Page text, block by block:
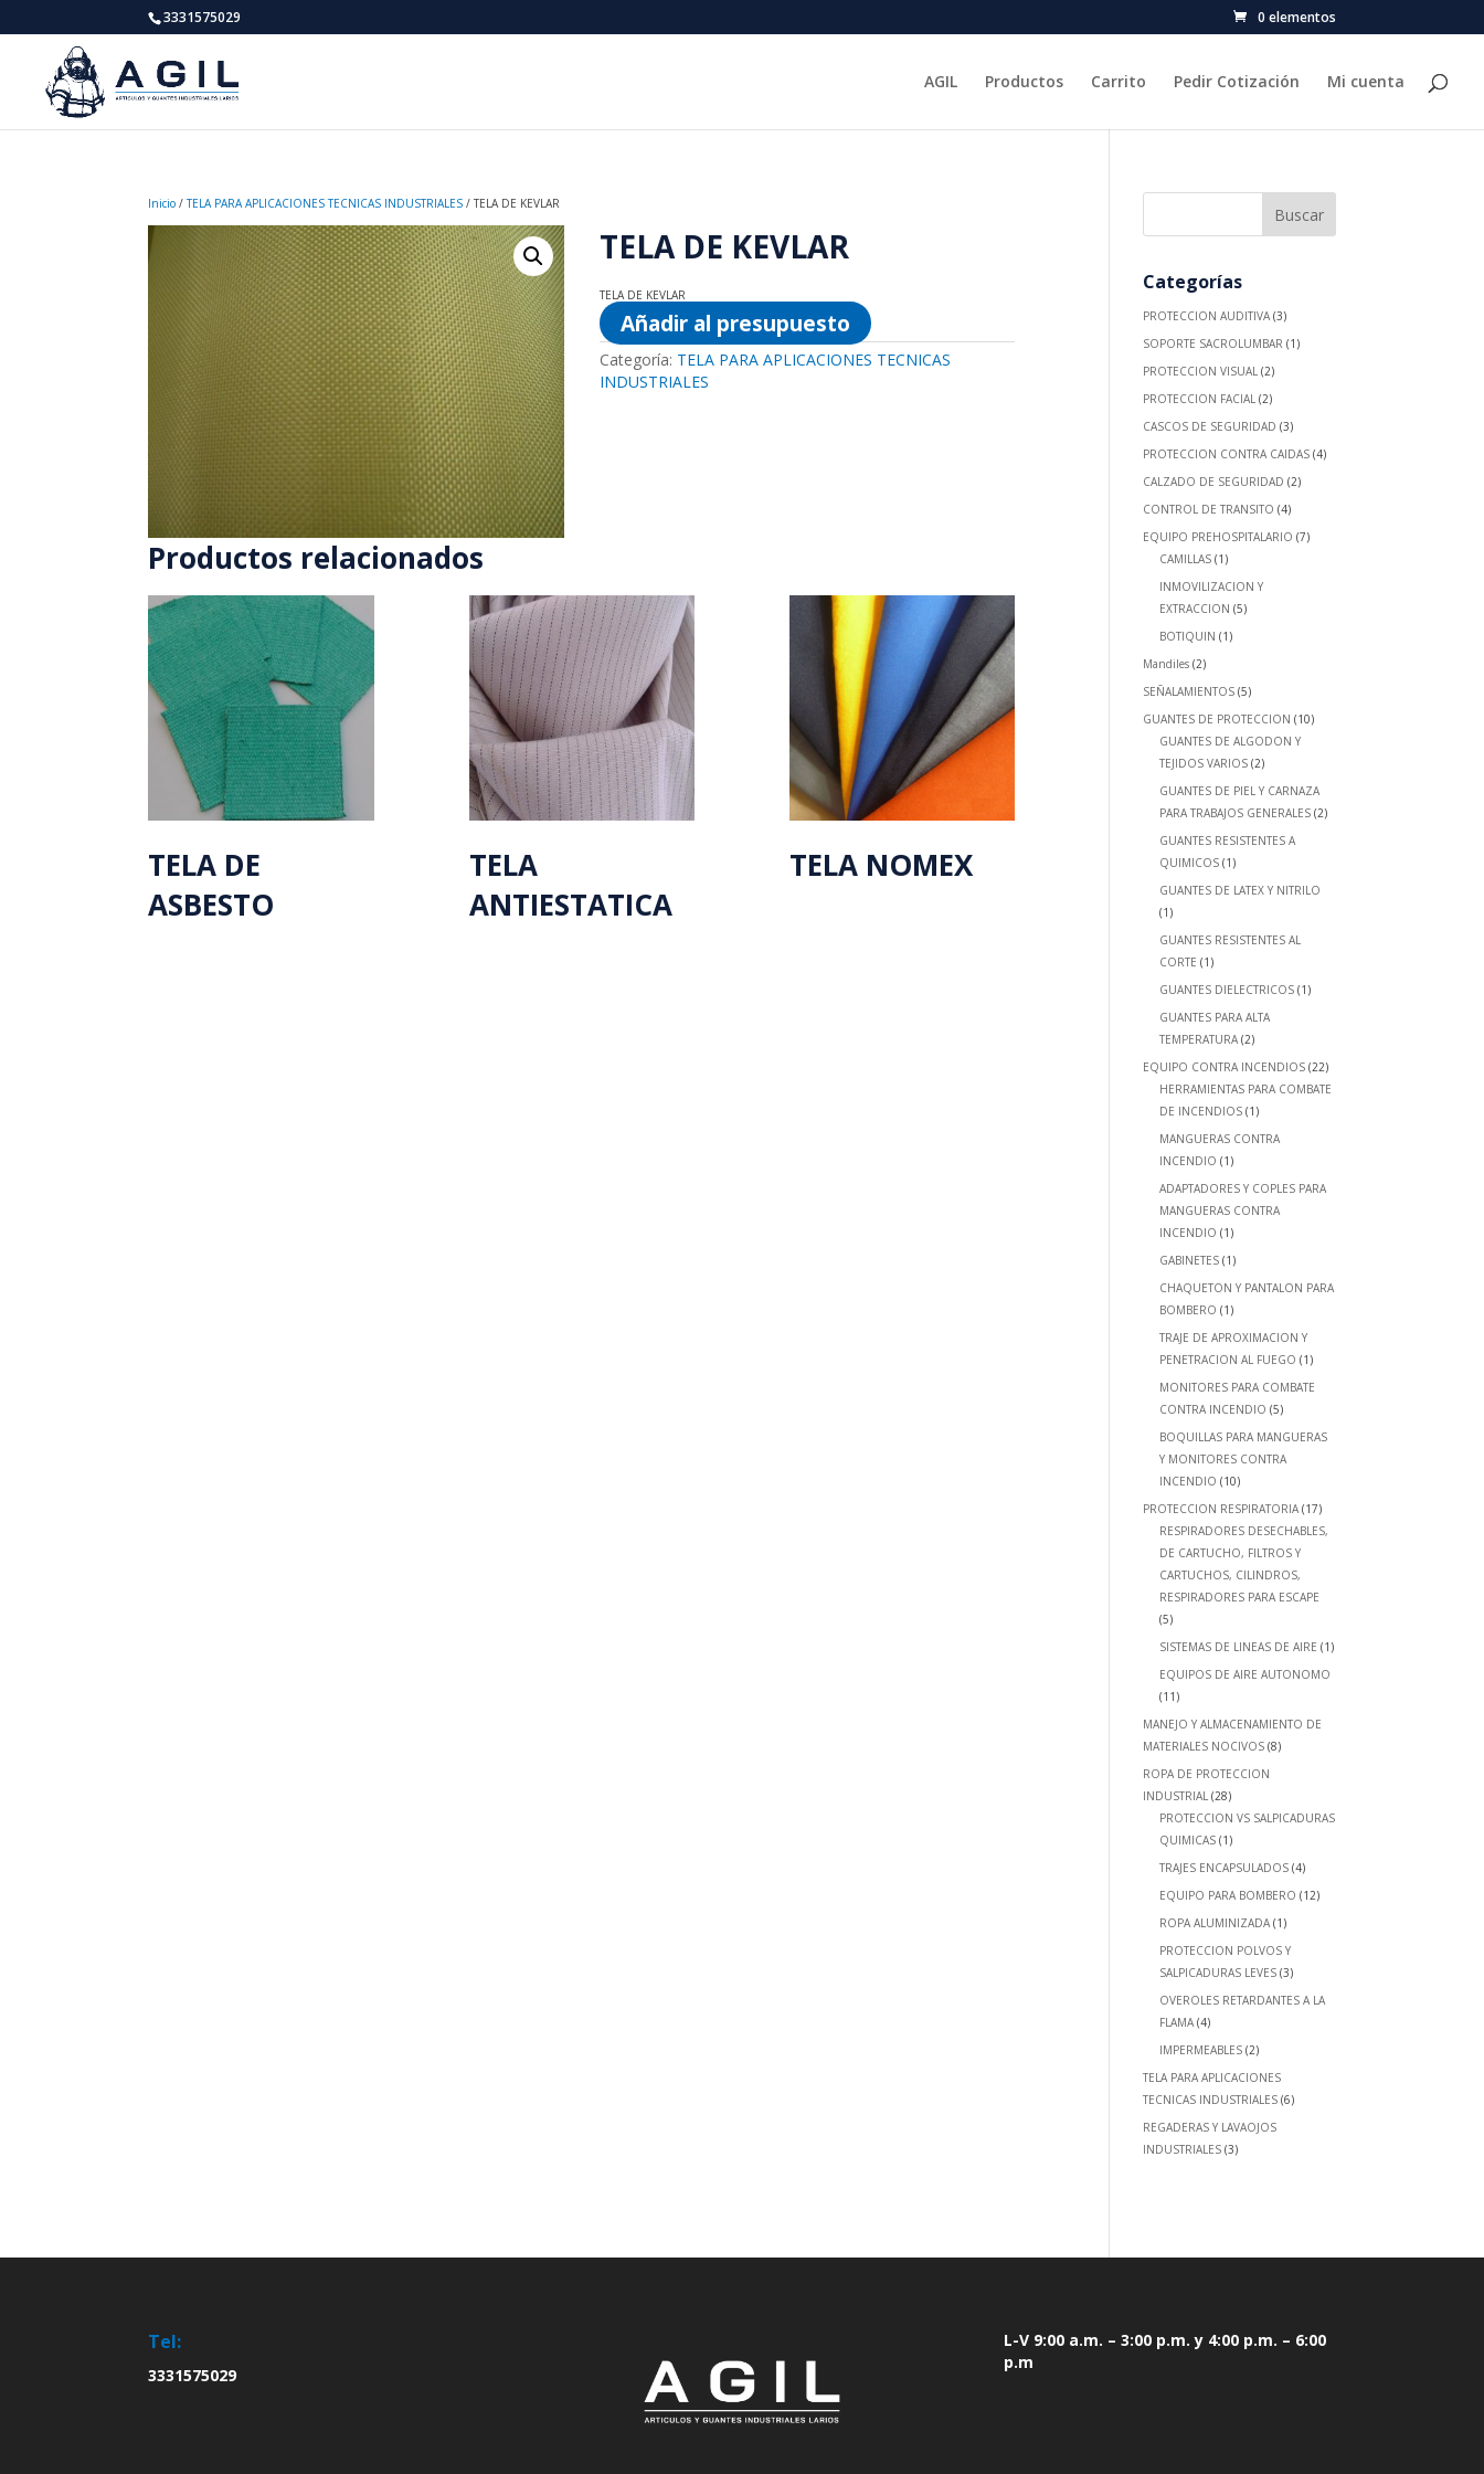
3331575029 0 elementos
AGIL Productos Carrito Pedir Cotización Mi cuenta
Inicio /TELA PARA APLICACIONES TECNICAS INDUSTRIALES / TELA DE KEVLAR
TELA DE KEVLAR
TELA DE KEVLAR
Añadir al presupuesto
Categoría: TELA PARA APLICACIONES TECNICAS
INDUSTRIALES
Productos relacionados
TELA DE
ASBESTO
TELA
ANTIESTATICA
TELA NOMEX
Categorías
PROTECCION AUDITIVA (3)
SOPORTE SACROLUMBAR (1)
PROTECCION VISUAL (2)
PROTECCION FACIAL (2)
CASCOS DE SEGURIDAD (3)
PROTECCION CONTRA CAIDAS (4)
CALZADO DE SEGURIDAD (2)
CONTROL DE TRANSITO (4)
EQUIPO PREHOSPITALARIO (7)
CAMILLAS (1)
INMOVILIZACION Y
EXTRACCION (5)
BOTIQUIN (1)
Mandiles (2)
SEÑALAMIENTOS (5)
GUANTES DE PROTECCION (10)
GUANTES DE ALGODON Y
TEJIDOS VARIOS (2)
GUANTES DE PIEL Y CARNAZA
PARA TRABAJOS GENERALES (2)
GUANTES RESISTENTES A
QUIMICOS (1)
GUANTES DE LATEX Y NITRILO
(1)
GUANTES RESISTENTES AL
CORTE (1)
GUANTES DIELECTRICOS (1)
GUANTES PARA ALTA
TEMPERATURA (2)
EQUIPO CONTRA INCENDIOS (22)
HERRAMIENTAS PARA COMBATE
DE INCENDIOS (1)
MANGUERAS CONTRA
INCENDIO (1)
ADAPTADORES Y COPLES PARA
MANGUERAS CONTRA
INCENDIO (1)
GABINETES (1)
CHAQUETON Y PANTALON PARA
BOMBERO (1)
TRAJE DE APROXIMACION Y
PENETRACION AL FUEGO (1)
MONITORES PARA COMBATE
CONTRA INCENDIO (5)
BOQUILLAS PARA MANGUERAS
Y MONITORES CONTRA
INCENDIO (10)
PROTECCION RESPIRATORIA (17)
RESPIRADORES DESECHABLES,
DE CARTUCHO, FILTROS Y
CARTUCHOS, CILINDROS,
RESPIRADORES PARA ESCAPE
(5)
SISTEMAS DE LINEAS DE AIRE (1)
EQUIPOS DE AIRE AUTONOMO
(11)
MANEJO Y ALMACENAMIENTO DE
MATERIALES NOCIVOS (8)
ROPA DE PROTECCION
INDUSTRIAL (28)
PROTECCION VS SALPICADURAS
QUIMICAS (1)
TRAJES ENCAPSULADOS (4)
EQUIPO PARA BOMBERO (12)
ROPA ALUMINIZADA (1)
PROTECCION POLVOS Y
SALPICADURAS LEVES (3)
OVEROLES RETARDANTES A LA
FLAMA (4)
IMPERMEABLES (2)
TELA PARA APLICACIONES
TECNICAS INDUSTRIALES (6)
REGADERAS Y LAVAOJOS
INDUSTRIALES (3)
Tel:
3331575029
L-V 9:00 a.m. – 3:00 p.m. y 4:00 p.m. – 6:00
p.m